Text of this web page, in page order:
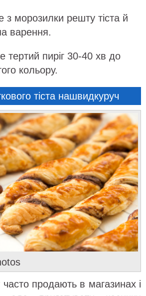
з морозилки решту тіста й
варення.
тертий пиріг 30-40 хв до
кольору.
тіста нашвидкуруч
часто продають в магазинах і